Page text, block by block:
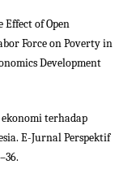
Effect of Open
Force on Poverty in
Development
terhadap
E-Jurnal Perspektif